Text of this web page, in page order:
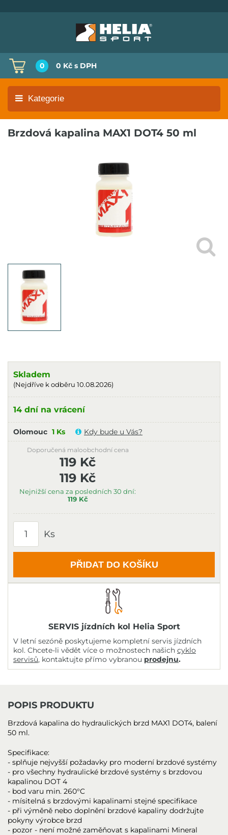
0 0 Kč s DPH
Kategorie
Brzdová kapalina MAX1 DOT4 50 ml
Skladem
(Nejdříve k odběru 10.08.2026)
14 dní na vrácení
Olomouc 1 Ks Kdy bude u Vás?
119 Kč
Nejnižší cena za posledních 30 dní:
119 Kč
Doporučená maloobchodní cena
119 Kč
Ks
PŘIDAT DO KOŠÍKU
SERVIS jízdních kol Helia Sport
V letní sezóně poskytujeme kompletní servis jízdních
kol. Chcete-li vědět více o možnostech našich cyklo
servisů, kontaktujte přímo vybranou prodejnu.
POPIS PRODUKTU
Brzdová kapalina do hydraulických brzd MAX1 DOT4, balení
50 ml.
Specifikace:
- splňuje nejvyšší požadavky pro moderní brzdové systémy
- pro všechny hydraulické brzdové systémy s brzdovou
kapalinou DOT 4
- bod varu min. 260°C
- mísitelná s brzdovými kapalinami stejné specifikace
- při výměně nebo doplnění brzdové kapaliny dodržujte
pokyny výrobce brzd
- pozor - není možné zaměňovat s kapalinami Mineral